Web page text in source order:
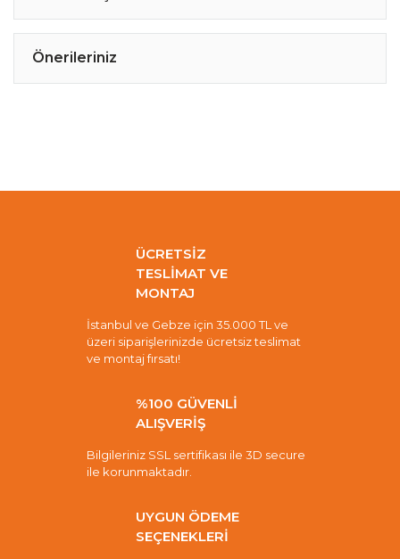
Önerileriniz
ÜCRETSİZ
TESLİMAT VE
MONTAJ
İstanbul ve Gebze için 35.000 TL ve
üzeri siparişlerinizde ücretsiz teslimat
ve montaj fırsatı!
%100 GÜVENLİ
ALIŞVERİŞ
Bilgileriniz SSL sertifikası ile 3D secure
ile korunmaktadır.
UYGUN ÖDEME
SEÇENEKLERİ